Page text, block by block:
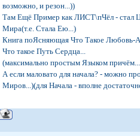
возможно, и резон...))
Там Ещё Пример как ЛИСТ\пЧёл - стал
Мира(т.е. Стала Ею...)
Книга поЯсняющая Что Такое Любовь-
Что такое Путь Сердца...
(максимально простым Языком
А если маловато для начала? - можно
Миров...)(для Начала - вполне